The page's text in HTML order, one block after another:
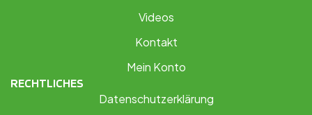
Videos
Kontakt
Mein Konto
RECHTLICHES
Datenschutzerklärung